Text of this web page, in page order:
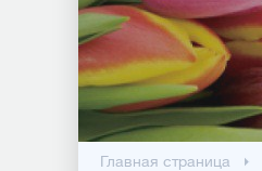
Главная страница